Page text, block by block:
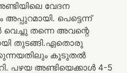
വേദന
പെട്ടെന്ന്
തന്നെ അവന്റെ
തുടങ്ങി.ഏതൊരു
കൂടുതൽ
പഴയ അണ്ടിയെക്കാൾ 4-5